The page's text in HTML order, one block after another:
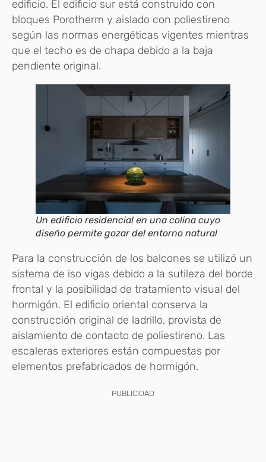
edificio. El edificio sur está construido con
bloques Porotherm y aislado con poliestireno
según las normas energéticas vigentes mientras
que el techo es de chapa debido a la baja
pendiente original.
Un edificio residencial en una colina cuyo
diseño permite gozar del entorno natural
Para la construcción de los balcones se utilizó un
sistema de iso vigas debido a la sutileza del borde
frontal y la posibilidad de tratamiento visual del
hormigón. El edificio oriental conserva la
construcción original de ladrillo, provista de
aislamiento de contacto de poliestireno. Las
escaleras exteriores están compuestas por
elementos prefabricados de hormigón.
PUBLICIDAD